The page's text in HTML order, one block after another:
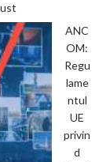
ANC
OM:
Regu
lame
ntul
UE
privin
d